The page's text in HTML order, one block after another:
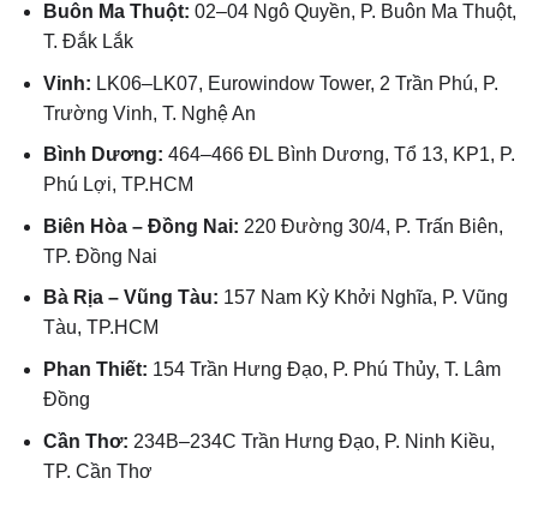
Buôn Ma Thuột: 02–04 Ngô Quyền, P. Buôn Ma Thuột,
T. Đắk Lắk
Vinh: LK06–LK07, Eurowindow Tower, 2 Trần Phú, P.
Trường Vinh, T. Nghệ An
Bình Dương: 464–466 ĐL Bình Dương, Tổ 13, KP1, P.
Phú Lợi, TP.HCM
Biên Hòa – Đồng Nai: 220 Đường 30/4, P. Trấn Biên,
TP. Đồng Nai
Bà Rịa – Vũng Tàu: 157 Nam Kỳ Khởi Nghĩa, P. Vũng
Tàu, TP.HCM
Phan Thiết: 154 Trần Hưng Đạo, P. Phú Thủy, T. Lâm
Đồng
Cần Thơ: 234B–234C Trần Hưng Đạo, P. Ninh Kiều,
TP. Cần Thơ